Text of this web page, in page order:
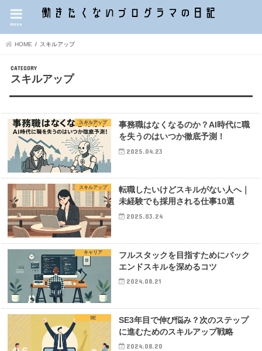
menu
HOME スキルアップ
スキルアップ
スキルアップ
事務職はなくなるのか？AI時代に職
を失うのはいつか徹底予測！
2025.04.23
スキルアップ
転職したいけどスキルがない人へ｜
未経験でも採用される仕事10選
2025.03.24
キャリア
フルスタックを目指すためにバック
エンドスキルを深めるコツ
2024.08.21
SE
SE3年目で伸び悩み？次のステップ
に進むためのスキルアップ戦略
2024.08.20